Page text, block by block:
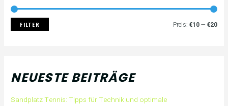
FILTER Preis: €10— €20
NEUESTE BEITRÄGE
Sandplatz Tennis: Tipps für Technik und optimale